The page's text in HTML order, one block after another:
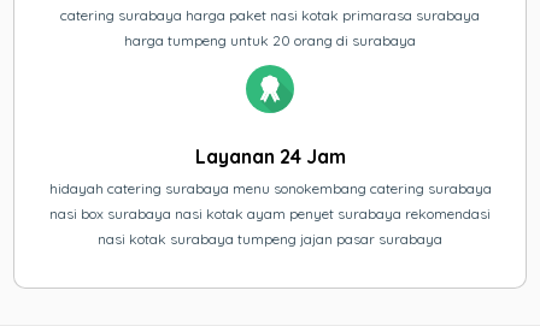
catering surabaya harga paket nasi kotak primarasa surabaya
harga tumpeng untuk 20 orang di surabaya
Layanan 24 Jam
hidayah catering surabaya menu sonokembang catering surabaya
nasi box surabaya nasi kotak ayam penyet surabaya rekomendasi
nasi kotak surabaya tumpeng jajan pasar surabaya